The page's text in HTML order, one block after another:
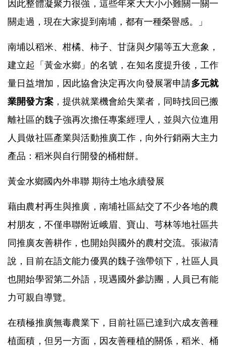
因此整體凝聚力很強，這些年來大大小小難關一關一
關走過，現在大家提到南埔，都有一種榮譽感。」
南埔以稻米、柑橘、柿子、甘藷與夕陽等五大意象，
建立起「黃金水鄉」的名號，在知名度提升後，工作
量日益增加，因此協會決定再次向發展署申請多元就
業開發方案，提供就業機會給失業者，同時找回已搬
離社區的魏子強再次擔任專案經理人，並與六位進用
人員做社區產業與活動推廣工作，向外行銷兩大主力
產品：稻米與自行開發的桶柑餅。
黃金水鄉國內外串聯 期待土地永續發展
藉由農村再生與推廣，南埔社區結交了不少各地的農
村朋友，不僅串聯附近峨眉、寶山、芎林等地社區共
同推廣友善耕作，也開始與國外的農村交流。張淑清
說，目前在語文能力優異的魏子強帶領下，社區人員
也開始學習第二外語，現遇國外參訪團，人員已有能
力可親自導覽。
在積極推廣無毒農業下，目前社區已達到六成友善種
植面積，但另一方面，因友善種植的關係，稻米、桶